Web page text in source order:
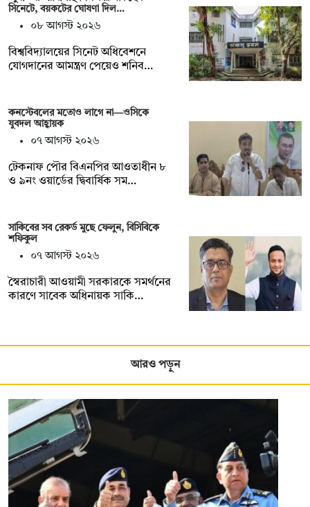
সিনেটে, বয়কটের ঘোষণা দিল…
০৮ আগস্ট ২০২৬
বিশ্ববিদ্যালয়ের সিনেট অধিবেশনে
যোগদানের আমন্ত্রণ পেয়েও শনিব…
কনস্টেবলের মতোও লাগে না—ওসিকে
যুবদল আহ্বায়ক
০৭ আগস্ট ২০২৬
টেকনাফ পৌর বিএনপির আওতাধীন ৮
ও ৯নং ওয়ার্ডের দ্বিবার্ষিক সম…
সাকিবের সব রেকর্ড মুছে ফেলুন, বিসিবিকে
শফিকুল
০৭ আগস্ট ২০২৬
স্বৈরাচারী আওয়ামী সরকারকে সমর্থনের
কারণে সাবেক অধিনায়ক সাকি…
আরও পড়ুন